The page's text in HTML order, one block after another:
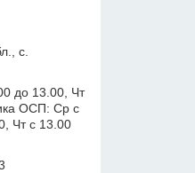
с.
до 13.00, Чт
ОСП: Ср с
Чт с 13.00